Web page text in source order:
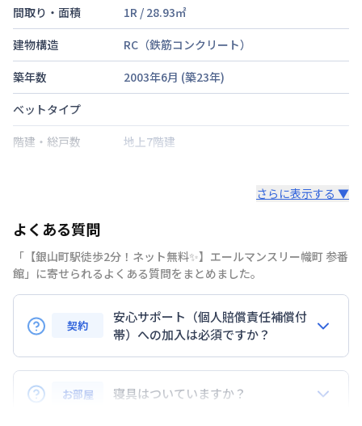
間取り・面積
1R / 28.93㎡
建物構造
RC（鉄筋コンクリート）
築年数
2003年6月 (築23年)
ベットタイプ
階建・総戸数
地上7階建
禁煙・喫煙
交通 広島電鉄本線 銀山町駅 徒歩
定員
2名
駐車場
次回更新日
さらに表示する ▼
よくある質問
「【銀山町駅徒歩2分！ネット無料✨】エールマンスリー幟町 参番
館」に寄せられるよくある質問をまとめました。
契約
安心サポート（個人賠償責任補償付
帯）への加入は必須ですか？
はい。安心サポートへの加入は必須となります。料金
プランでは清掃料欄に期間によって設定されている費
用が含まれて表示されています。
お部屋 寝具はついていますか？